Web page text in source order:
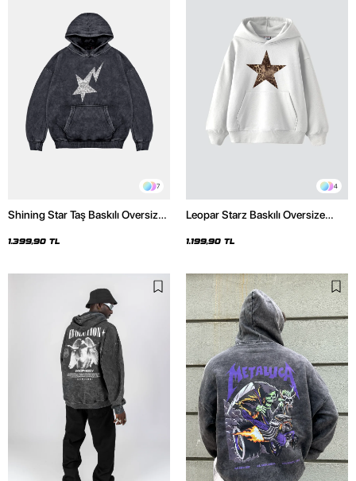
7
Shining Star Taş Baskılı Oversize
Hoodie
1.399,90 TL
4
Leopar Starz Baskılı Oversize
1.199,90 TL